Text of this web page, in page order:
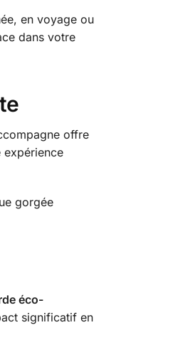
en voyage ou
dans votre
offre
expérience
gorgée
éco-
significatif en